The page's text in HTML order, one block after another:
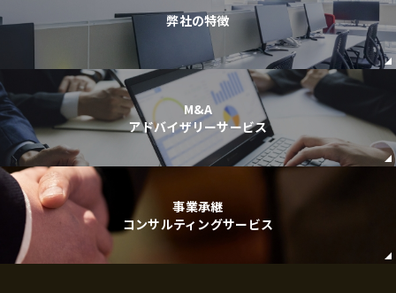
弊社の特徴
M&A
アドバイザリーサービス
事業承継
コンサルティングサービス